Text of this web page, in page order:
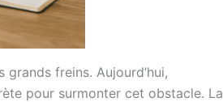
grands freins. Aujourd’hui,
pour surmonter cet obstacle. La